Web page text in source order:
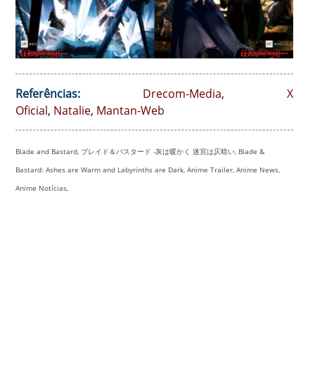
Referências: Drecom-Media,X
Oficial, Natalie, Mantan-Web
Blade and Bastard, ブレイド＆バスタード -灰は暖かく 迷宮は仄暗い, Blade &
Bastard: Ashes are Warm and Labyrinths are Dark, Anime Trailer, Anime News,
Anime Notícias,